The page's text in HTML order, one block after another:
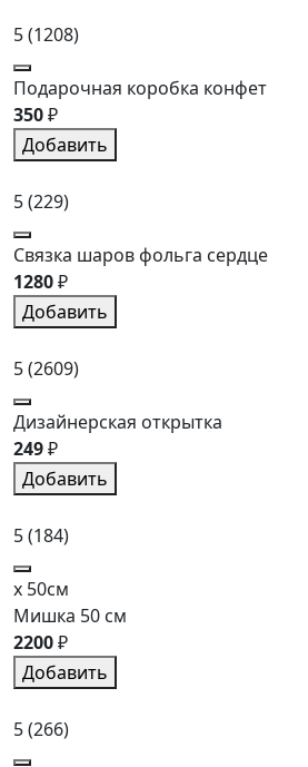
5(1208)
Подарочная коробка конфет
350₽
Добавить
5(229)
Связка шаров фольга сердце
1280₽
Добавить
5(2609)
Дизайнерская открытка
249₽
Добавить
5(184)
x 50см
Мишка 50 см
2200₽
Добавить
5(266)